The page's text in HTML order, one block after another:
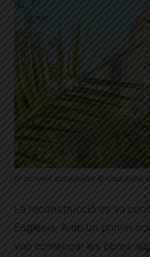
El convent actualment © Caputxins
La reconstrucció es va
Església. Amb un primer
van començar les obres